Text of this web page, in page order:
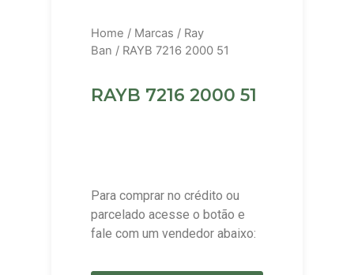
Home / Marcas / Ray
Ban / RAYB 7216 2000 51
RAYB 7216 2000 51
Para comprar no crédito ou
parcelado acesse o botão e
fale com um vendedor abaixo: